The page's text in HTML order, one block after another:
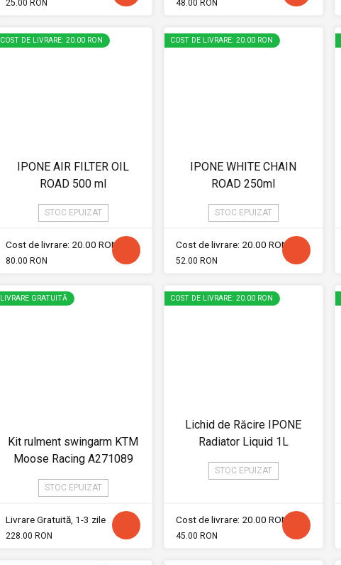
25.00 RON 48.00 RON
COST DE LIVRARE: 20.00 RON
IPONE AIR FILTER OIL
ROAD 500 ml
STOC EPUIZAT
Cost de livrare: 20.00 RON
80.00 RON
COST DE LIVRARE: 20.00 RON
IPONE WHITE CHAIN
ROAD 250ml
STOC EPUIZAT
Cost de livrare: 20.00 RON
52.00 RON
LIVRARE GRATUITĂ
Kit rulment swingarm KTM
Moose Racing A271089
STOC EPUIZAT
Livrare Gratuită, 1-3 zile
228.00 RON
COST DE LIVRARE: 20.00 RON
Lichid de Răcire IPONE
Radiator Liquid 1L
STOC EPUIZAT
Cost de livrare: 20.00 RON
45.00 RON